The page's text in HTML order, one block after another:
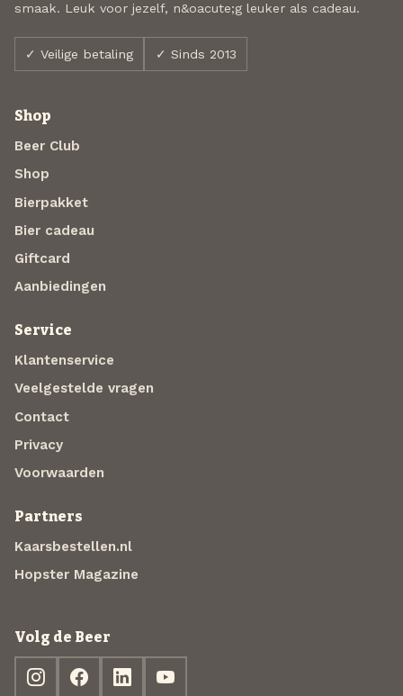
smaak. Leuk voor jezelf, n&oacute;g leuker als cadeau.
✓ Veilige betaling ✓ Sinds 2013
Shop
Beer Club
Shop
Bierpakket
Bier cadeau
Giftcard
Aanbiedingen
Service
Klantenservice
Veelgestelde vragen
Contact
Privacy
Voorwaarden
Partners
Kaarsbestellen.nl
Hopster Magazine
Volg de Beer